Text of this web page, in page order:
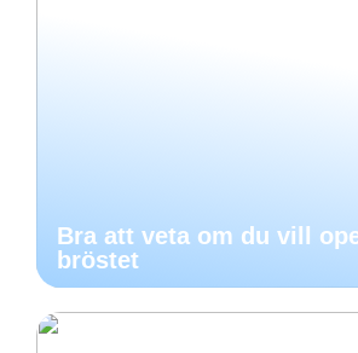
Bra att veta om du vill
bröstet